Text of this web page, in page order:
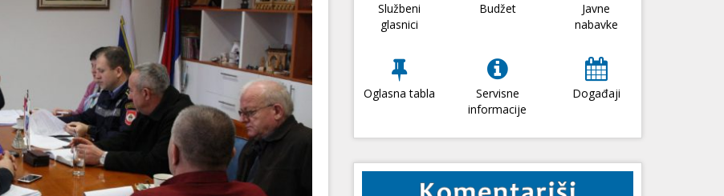
Službeni
glasnici
Budžet
Javne
nabavke
Oglasna tabla
Servisne
informacije
Događaji